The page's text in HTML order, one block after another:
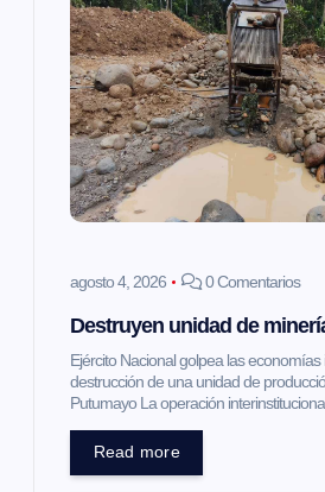
agosto 4, 2026 0 Comentarios
Destruyen unidad de
Ejército Nacional golpea las economías
destrucción de una unidad de
Putumayo La operación
Read more